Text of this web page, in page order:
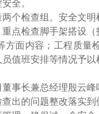
全。
个检查组。安全文
点检查脚手架搭设
方面内容；工程质量
值班安排等情况予
事长兼总经理殷云
出的问题整改落实